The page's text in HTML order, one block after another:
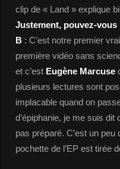
clip de « Land » explique
Justement, pouvez-
B : C’est notre premier
première vidéo sans
et c’est Eugène Marcuse
plusieurs lectures sont
implacable quand on
d’épiphanie, je me suis
pas préparé. C’est un
pochette de l’EP est tirée